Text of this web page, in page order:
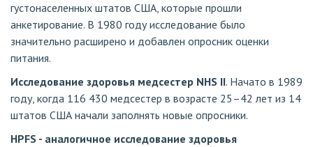
густонаселенных штатов США, которые прошли
анкетирование. В 1980 году исследование было
значительно расширено и добавлен опросник оценки
питания.
Исследование здоровья медсестер NHS II. Начато в 1989
году, когда 116 430 медсестер в возрасте 25–42 лет из 14
штатов США начали заполнять новые опросники.
HPFS - аналогичное исследование здоровья